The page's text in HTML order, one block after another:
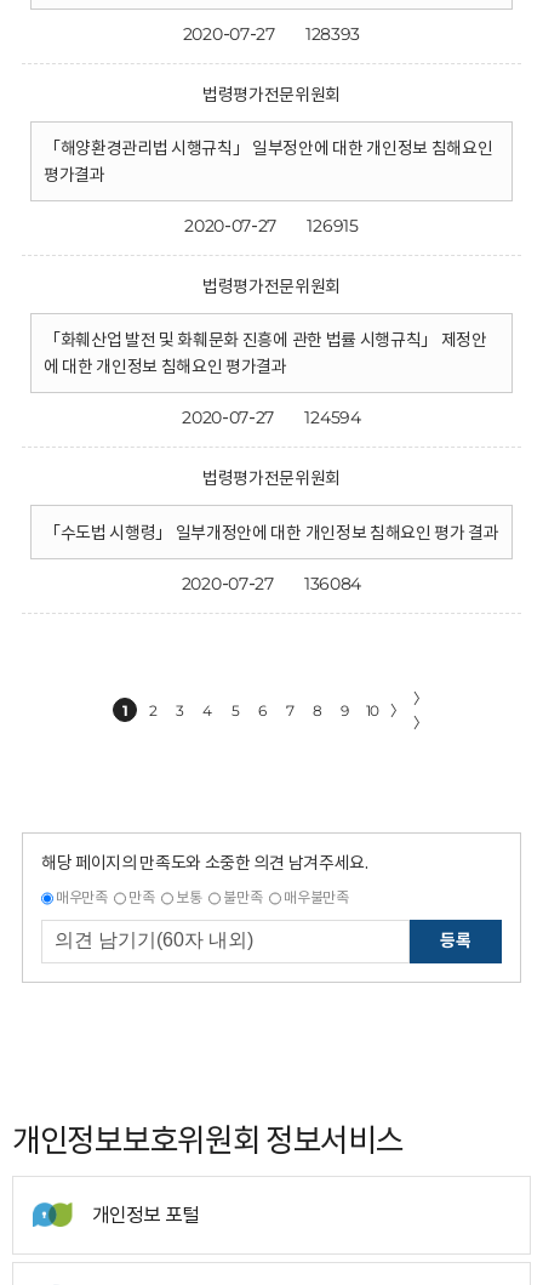
2020-07-27 128393
법령평가전문위원회
「해양환경관리법 시행규칙」 일부정안에 대한 개인정보 침해요인
평가결과
2020-07-27 126915
법령평가전문위원회
「화훼산업 발전 및 화훼문화 진흥에 관한 법률 시행규칙」 제정안
에 대한 개인정보 침해요인 평가결과
2020-07-27 124594
법령평가전문위원회
「수도법 시행령」 일부개정안에 대한 개인정보 침해요인 평가 결과
2020-07-27 136084
1 2 3 4 5 6 7 8 9 10 〉
〉
〉
해당 페이지의 만족도와 소중한 의견 남겨주세요.
매우만족 만족 보통 불만족 매우불만족
등록
개인정보보호위원회 정보서비스
개인정보 포털